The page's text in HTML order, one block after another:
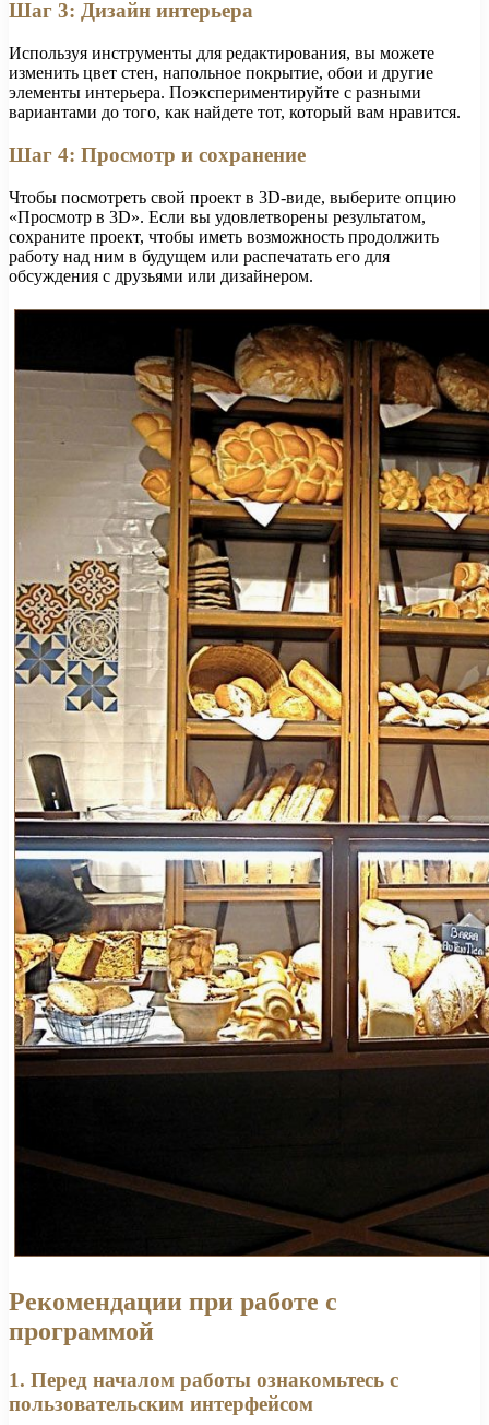
Шаг 3: Дизайн интерьера
Используя инструменты для редактирования, вы можете
изменить цвет стен, напольное покрытие, обои и другие
элементы интерьера. Поэкспериментируйте с разными
вариантами до того, как найдете тот, который вам нравится.
Шаг 4: Просмотр и сохранение
Чтобы посмотреть свой проект в 3D-виде, выберите опцию
«Просмотр в 3D». Если вы удовлетворены результатом,
сохраните проект, чтобы иметь возможность продолжить
работу над ним в будущем или распечатать его для
обсуждения с друзьями или дизайнером.
Рекомендации при работе с
программой
1. Перед началом работы ознакомьтесь с
пользовательским интерфейсом